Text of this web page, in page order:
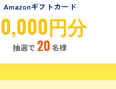
Amazonギフトカード
円分
抽選で 20 名様